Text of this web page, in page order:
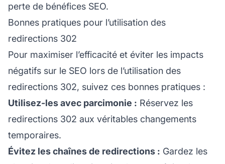
perte de bénéfices SEO.
Bonnes pratiques pour l’utilisation des
redirections 302
Pour maximiser l’efficacité et éviter les impacts
négatifs sur le SEO lors de l’utilisation des
redirections 302, suivez ces bonnes pratiques :
Utilisez-les avec parcimonie : Réservez les
redirections 302 aux véritables changements
temporaires.
Évitez les chaînes de redirections : Gardez les